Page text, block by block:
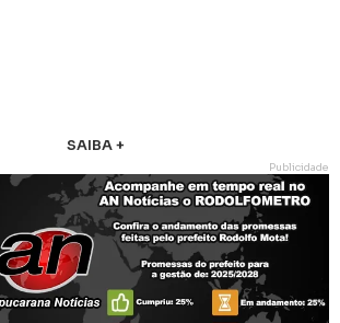
SAIBA +
Publicidade